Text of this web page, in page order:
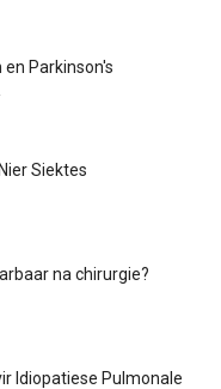
Parkinson's
Siektes
na chirurgie?
Idiopatiese Pulmonale